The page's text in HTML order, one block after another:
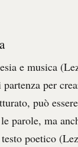
e musica
per
può
parole, ma
poetico